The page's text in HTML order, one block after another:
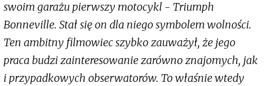
swoim garażu pierwszy motocykl - Triumph
Bonneville. Stał się on dla niego symbolem wolności.
Ten ambitny filmowiec szybko zauważył, że jego
praca budzi zainteresowanie zarówno znajomych, jak
i przypadkowych obserwatorów. To właśnie wtedy